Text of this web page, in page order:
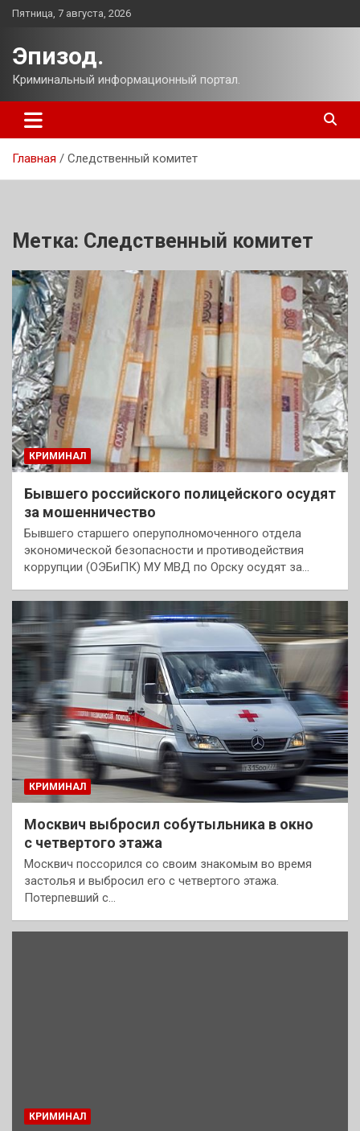
Перейти
Пятница, 7 августа, 2026
Эпизод.
Криминальный информационный портал.
Главная Следственный комитет
Метка: Следственный комитет
КРИМИНАЛ
Бывшего российского полицейского осудят
за мошенничество
Бывшего старшего оперуполномоченного отдела
экономической безопасности и противодействия
коррупции (ОЭБиПК) МУ МВД по Орску осудят за…
КРИМИНАЛ
Москвич выбросил собутыльника в окно
с четвертого этажа
Москвич поссорился со своим знакомым во время
застолья и выбросил его с четвертого этажа.
Потерпевший с…
КРИМИНАЛ